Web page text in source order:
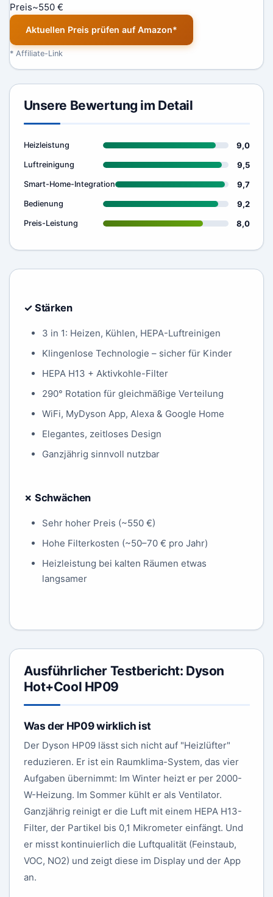
Preis~550 €
Aktuellen Preis prüfen auf Amazon*
* Affiliate-Link
Unsere Bewertung im Detail
Heizleistung 9,0
Luftreinigung 9,5
Smart-Home-Integration 9,7
Bedienung 9,2
Preis-Leistung 8,0
✓ Stärken
3 in 1: Heizen, Kühlen, HEPA-Luftreinigen
Klingenlose Technologie – sicher für Kinder
HEPA H13 + Aktivkohle-Filter
290° Rotation für gleichmäßige Verteilung
WiFi, MyDyson App, Alexa & Google Home
Elegantes, zeitloses Design
Ganzjährig sinnvoll nutzbar
✗ Schwächen
Sehr hoher Preis (~550 €)
Hohe Filterkosten (~50–70 € pro Jahr)
Heizleistung bei kalten Räumen etwas
langsamer
Ausführlicher Testbericht: Dyson
Hot+Cool HP09
Was der HP09 wirklich ist
Der Dyson HP09 lässt sich nicht auf "Heizlüfter"
reduzieren. Er ist ein Raumklima-System, das vier
Aufgaben übernimmt: Im Winter heizt er per 2000-
W-Heizung. Im Sommer kühlt er als Ventilator.
Ganzjährig reinigt er die Luft mit einem HEPA H13-
Filter, der Partikel bis 0,1 Mikrometer einfängt. Und
er misst kontinuierlich die Luftqualität (Feinstaub,
VOC, NO2) und zeigt diese im Display und der App
an.